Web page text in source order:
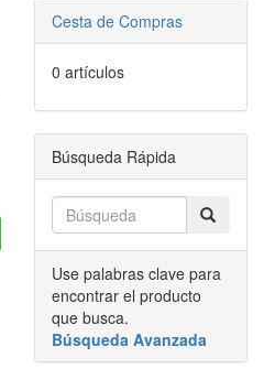
Cesta de Compras
0 artículos
Búsqueda Rápida
Use palabras clave para
encontrar el producto
que busca.
Búsqueda Avanzada